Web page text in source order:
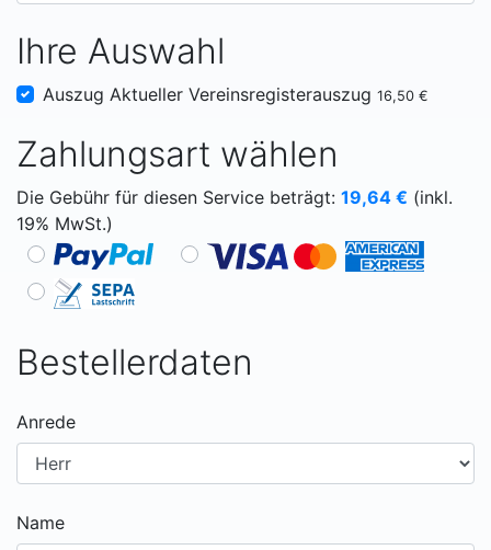
Ihre Auswahl
Auszug Aktueller Vereinsregisterauszug 16,50 €
Zahlungsart wählen
Die Gebühr für diesen Service beträgt: 19,64 € (inkl.
19% MwSt.)
Bestellerdaten
Anrede
Name